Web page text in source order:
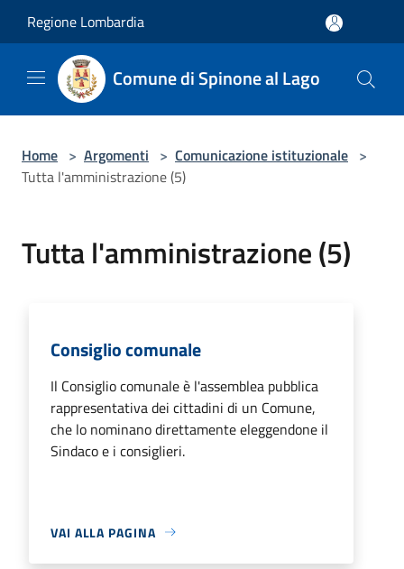
Regione Lombardia
Comune di Spinone al Lago
Home > Argomenti > Comunicazione istituzionale >
Tutta l'amministrazione (5)
Tutta l'amministrazione (5)
Consiglio comunale
Il Consiglio comunale è l'assemblea pubblica
rappresentativa dei cittadini di un Comune,
che lo nominano direttamente eleggendone il
Sindaco e i consiglieri.
VAI ALLA PAGINA